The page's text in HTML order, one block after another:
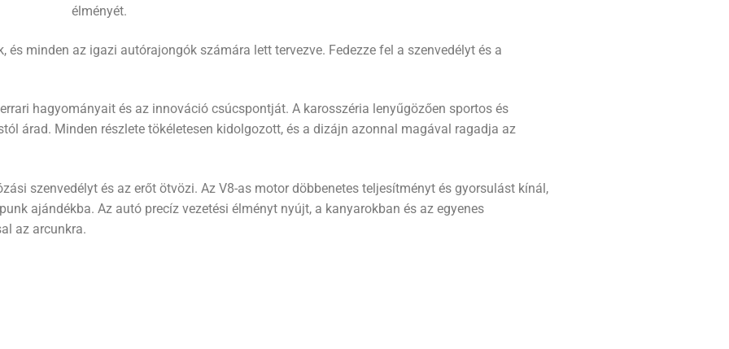
élményét.
minden az igazi autórajongók számára lett tervezve. Fedezze fel a szenvedélyt és a
hagyományait és az innováció csúcspontját. A karosszéria lenyűgözően sportos és
árad. Minden részlete tökéletesen kidolgozott, és a dizájn azonnal magával ragadja az
szenvedélyt és az erőt ötvözi. Az V8-as motor döbbenetes teljesítményt és gyorsulást kínál,
ajándékba. Az autó precíz vezetési élményt nyújt, a kanyarokban és az egyenes
az arcunkra.